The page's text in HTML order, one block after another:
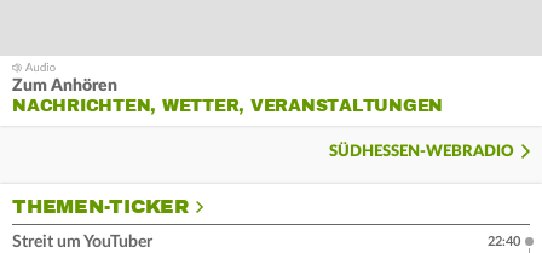
Zum Anhören
NACHRICHTEN, WETTER, VERANSTALTUNGEN
SÜDHESSEN-WEBRADIO
THEMEN-TICKER
Streit um YouTuber
22:40